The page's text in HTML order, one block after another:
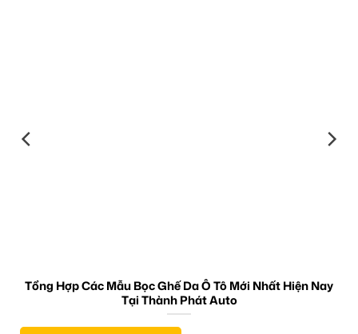
Tổng Hợp Các Mẫu Bọc Ghế Da Ô Tô Mới Nhất Hiện Nay
Tại Thành Phát Auto